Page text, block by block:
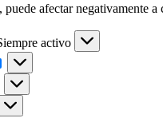
afectar negativamente a
activo
Preferencias
Estadísticas